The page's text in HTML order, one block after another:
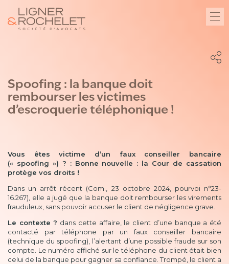
Spoofing : la banque doit
rembourser les victimes
d’escroquerie téléphonique !
Vous êtes victime d’un faux conseiller bancaire
(« spoofing ») ? : Bonne nouvelle : la Cour de cassation
protège vos droits !
Dans un arrêt récent (Com., 23 octobre 2024, pourvoi n°23-
16.267), elle a jugé que la banque doit rembourser les virements
frauduleux, sans pouvoir accuser le client de négligence grave.
Le contexte ? dans cette affaire, le client d’une banque a été
contacté par téléphone par un faux conseiller bancaire
(technique du spoofing), l’alertant d’une possible fraude sur son
compte. Le numéro affiché sur le téléphone du client était bien
celui de la banque pour gagner sa confiance. Trompé, le client a